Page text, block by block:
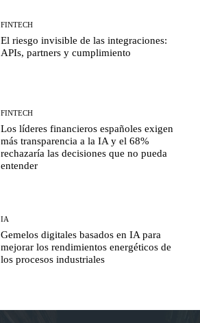
FINTECH
El riesgo invisible de las integraciones:
APIs, partners y cumplimiento
FINTECH
Los líderes financieros españoles exigen
más transparencia a la IA y el 68%
rechazaría las decisiones que no pueda
entender
IA
Gemelos digitales basados en IA para
mejorar los rendimientos energéticos de
los procesos industriales